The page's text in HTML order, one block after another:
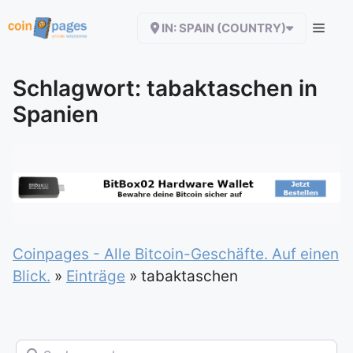
Inhalt
IN: SPAIN (COUNTRY)
Schlagwort: tabaktaschen in
Spanien
Coinpages - Alle Bitcoin-Geschäfte. Auf einen
Blick. » Einträge » tabaktaschen
Suchen nach